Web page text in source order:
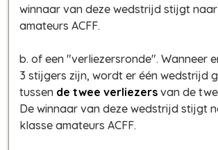
winnaar van deze wedstrijd stijgt
amateurs ACFF.
b. of een "verliezersronde". Wanneer
3 stijgers zijn, wordt er één wedstrijd
tussen de twee verliezers van de
De winnaar van deze wedstrijd stijgt
klasse amateurs ACFF.